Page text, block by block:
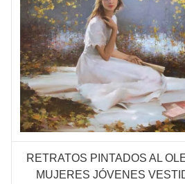
RETRATOS PINTADOS AL
MUJERES JÓVENES